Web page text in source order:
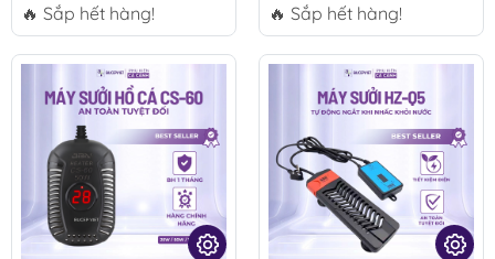
🔥 Sắp hết hàng!
🔥 Sắp hết hàng!